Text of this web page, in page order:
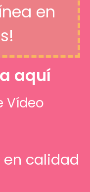
en
aquí
Vídeo
calidad